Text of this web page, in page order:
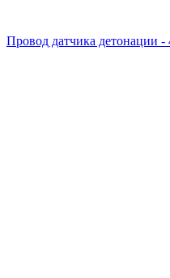
Провод датчика детонации -